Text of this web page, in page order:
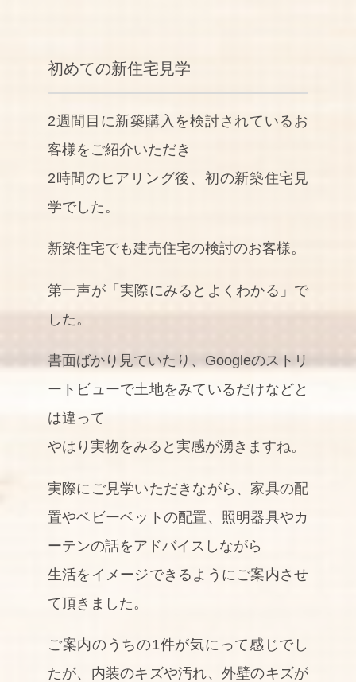
初めての新住宅見学
2週間目に新築購入を検討されているお
客様をご紹介いただき
2時間のヒアリング後、初の新築住宅見
学でした。
新築住宅でも建売住宅の検討のお客様。
第一声が「実際にみるとよくわかる」で
した。
書面ばかり見ていたり、Googleのストリ
ートビューで土地をみているだけなどと
は違って
やはり実物をみると実感が湧きますね。
実際にご見学いただきながら、家具の配
置やベビーベットの配置、照明器具やカ
ーテンの話をアドバイスしながら
生活をイメージできるようにご案内させ
て頂きました。
ご案内のうちの1件が気にって感じでし
たが、内装のキズや汚れ、外壁のキズが